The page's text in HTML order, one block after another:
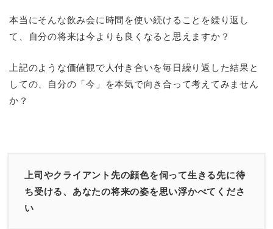
本当にそんな飲み会に時間を使い続けることを繰り返し
て、自分の将来は今よりも良くなると思えますか？
上記のような価値観で人付き合いを毎日繰り返した結果と
しての、自分の「今」を本気で向き合って考えてみません
か？
上司やクライアント先の顔色を伺って生きる先に待
ち受ける、あなたの将来の姿を思い浮かべてくださ
い